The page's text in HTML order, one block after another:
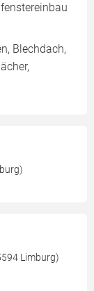
Blechdach,
Limburg)